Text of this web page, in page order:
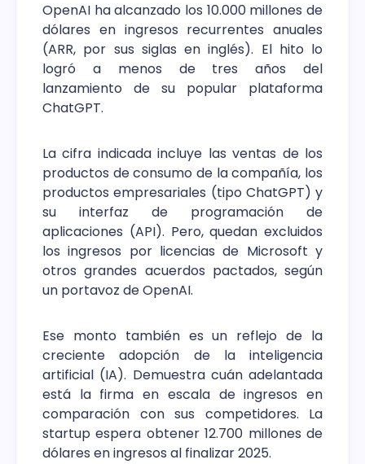
OpenAI ha alcanzado los 10.000 millones de
dólares en ingresos recurrentes anuales
(ARR, por sus siglas en inglés). El hito lo
logró a menos de tres años del
lanzamiento de su popular plataforma
ChatGPT.
La cifra indicada incluye las ventas de los
productos de consumo de la compañía, los
productos empresariales (tipo ChatGPT) y
su interfaz de programación de
aplicaciones (API). Pero, quedan excluidos
los ingresos por licencias de Microsoft y
otros grandes acuerdos pactados, según
un portavoz de OpenAI.
Ese monto también es un reflejo de la
creciente adopción de la inteligencia
artificial (IA). Demuestra cuán adelantada
está la firma en escala de ingresos en
comparación con sus competidores. La
startup espera obtener 12.700 millones de
dólares en ingresos al finalizar 2025.